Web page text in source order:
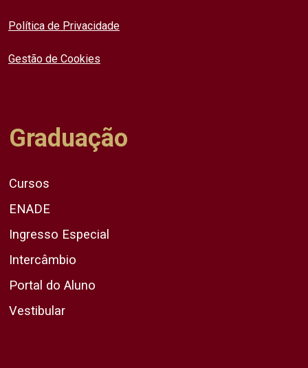
Política de Privacidade
Gestão de Cookies
Graduação
Cursos
ENADE
Ingresso Especial
Intercâmbio
Portal do Aluno
Vestibular